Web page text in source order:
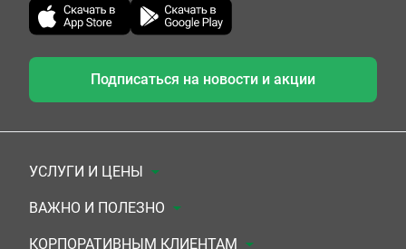
Подписаться на новости и акции
УСЛУГИ И ЦЕНЫ
Анализы
Комплексы
ВАЖНО И ПОЛЕЗНО
Документы для заключения договора
КОРПОРАТИВНЫМ КЛИЕНТАМ